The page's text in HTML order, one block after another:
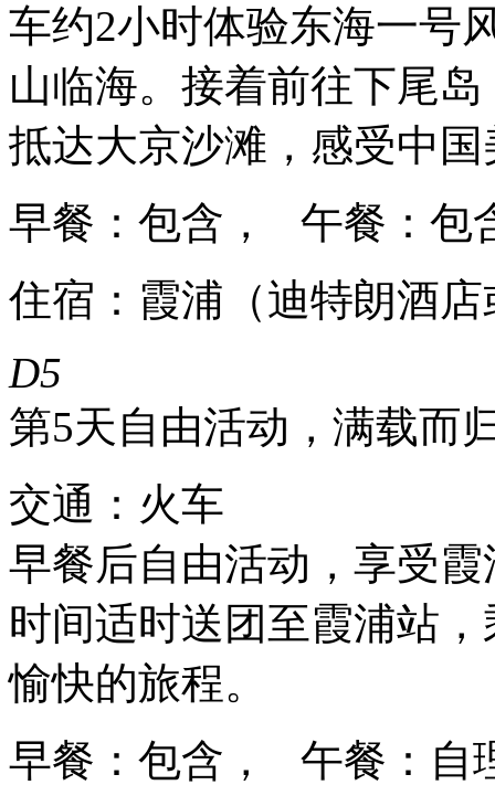
车约2小时体验东海一号
山临海。接着前往下尾
抵达大京沙滩，感受中
早餐：包含， 午餐：包
住宿：霞浦（迪特朗酒
D5
第5天自由活动，满载而
交通：火车
早餐后自由活动，享受
时间适时送团至霞浦站
愉快的旅程。
早餐：包含， 午餐：自